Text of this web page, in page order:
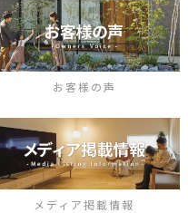
お客様の声
メディア掲載情報